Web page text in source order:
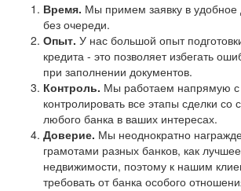
Время. Мы примем заявку в удобное
без очереди.
Опыт. У нас большой опыт
кредита - это позволяет избегать
при заполнении документов.
Контроль. Мы работаем напрямую
контролировать все этапы сделки со
любого банка в ваших интересах.
Доверие. Мы неоднократно
грамотами разных банков, как лучшее
недвижимости, поэтому к нашим
требовать от банка особого